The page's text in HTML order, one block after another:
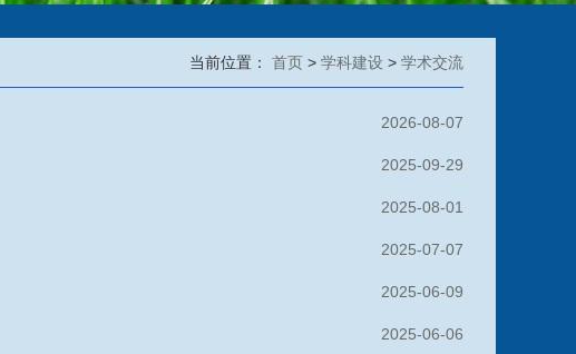
当前位置： 首页 > 学科建设 > 学术交流
2026-08-07
2025-09-29
2025-08-01
2025-07-07
2025-06-09
2025-06-06